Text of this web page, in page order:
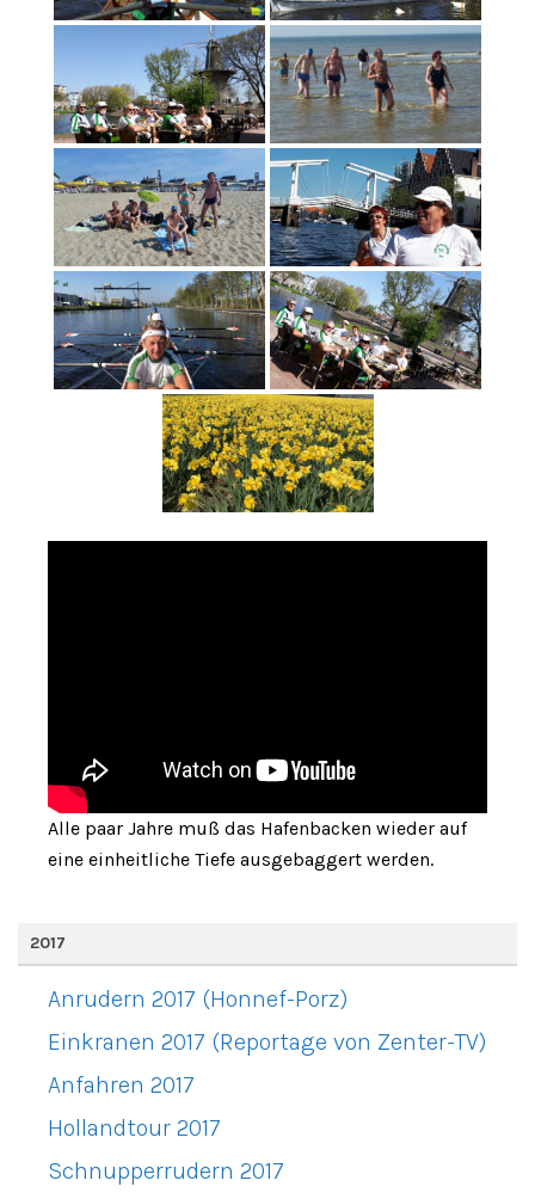
Alle paar Jahre muß das Hafenbacken wieder auf
eine einheitliche Tiefe ausgebaggert werden.
2017
Anrudern 2017 (Honnef-Porz)
Einkranen 2017 (Reportage von Zenter-TV)
Anfahren 2017
Hollandtour 2017
Schnupperrudern 2017